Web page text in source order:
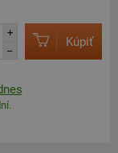
+
–
Kúpiť